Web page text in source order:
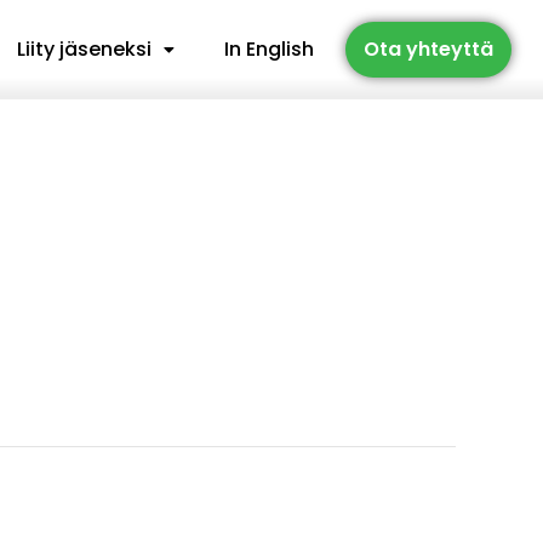
Liity jäseneksi In English Ota yhteyttä